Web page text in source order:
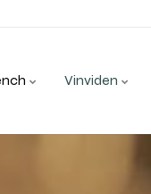
Vinviden